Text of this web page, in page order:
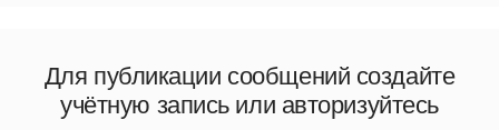
Для публикации сообщений создайте
учётную запись или авторизуйтесь